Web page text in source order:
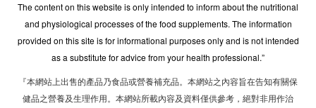
The content on this website is only intended to inform about the nutritional
and physiological processes of the food supplements. The information
provided on this site is for informational purposes only and is not intended
as a substitute for advice from your health professional.”
『本網站上出售的產品乃食品或營養補充品。本網站之內容旨在告知有關保
健品之營養及生理作用。本網站所載內容及資料僅供參考，絕對非用作治